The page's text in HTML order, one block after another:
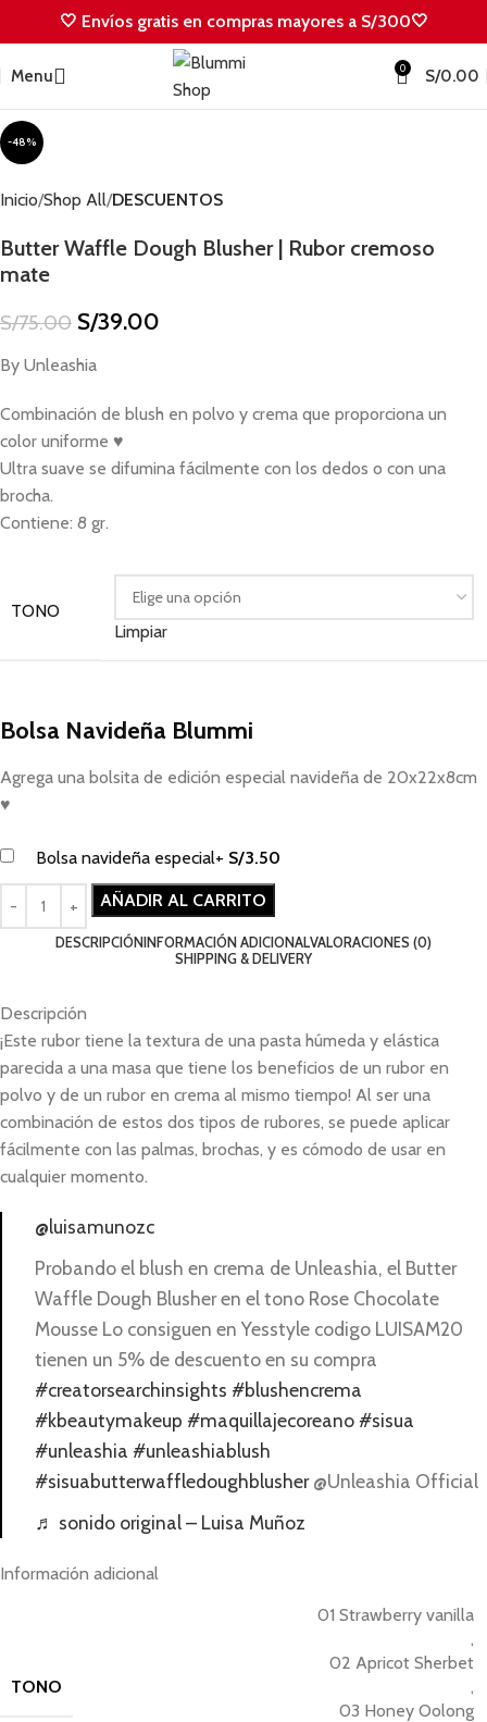
🤍 Envíos gratis en compras mayores a S/300🤍
Menu 0 S/0.00
-48%
Inicio Shop All DESCUENTOS
Butter Waffle Dough Blusher | Rubor cremoso
mate
S/75.00 S/39.00
By Unleashia
Combinación de blush en polvo y crema que proporciona un
color uniforme ♥
Ultra suave se difumina fácilmente con los dedos o con una
brocha.
Contiene: 8 gr.
TONO
Limpiar
Bolsa Navideña Blummi
Agrega una bolsita de edición especial navideña de 20x22x8cm
♥
Bolsa navideña especial+ S/3.50
AÑADIR AL CARRITO
DESCRIPCIÓNINFORMACIÓN ADICIONALVALORACIONES (0)
SHIPPING & DELIVERY
Descripción
¡Este rubor tiene la textura de una pasta húmeda y elástica
parecida a una masa que tiene los beneficios de un rubor en
polvo y de un rubor en crema al mismo tiempo! Al ser una
combinación de estos dos tipos de rubores, se puede aplicar
fácilmente con las palmas, brochas, y es cómodo de usar en
cualquier momento.
@luisamunozc
Probando el blush en crema de Unleashia, el Butter
Waffle Dough Blusher en el tono Rose Chocolate
Mousse Lo consiguen en Yesstyle codigo LUISAM20
tienen un 5% de descuento en su compra
#creatorsearchinsights #blushencrema
#kbeautymakeup #maquillajecoreano #sisua
#unleashia #unleashiablush
#sisuabutterwaffledoughblusher@Unleashia Official
♬ sonido original – Luisa Muñoz
Información adicional
TONO
01 Strawberry vanilla
,
02 Apricot Sherbet
,
03 Honey Oolong